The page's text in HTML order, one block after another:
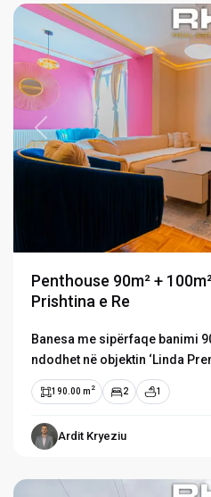
Previous
Penthouse 90m² +
Prishtina e Re
Banesa me sipërfaqe banimi
ndodhet në objektin ‘Linda
190.00 m 2 2 1
Ardit Kryeziu
Sofali,